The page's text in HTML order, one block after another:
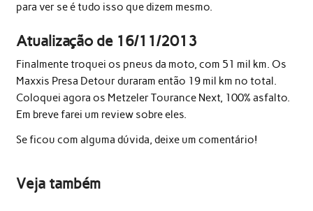
para ver se é tudo isso que dizem mesmo.
Atualização de 16/11/2013
Finalmente troquei os pneus da moto, com 51 mil km. Os
Maxxis Presa Detour duraram então 19 mil km no total.
Coloquei agora os Metzeler Tourance Next, 100% asfalto.
Em breve farei um review sobre eles.
Se ficou com alguma dúvida, deixe um comentário!
Veja também